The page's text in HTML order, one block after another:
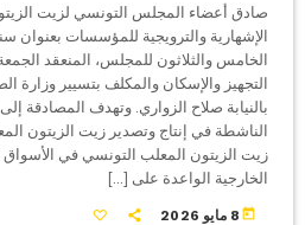
صادق أعضاء المجلس التونسي لزيت
التجهيز والإسكان والمكلف بتسيير وزارة
بالنيابة صلاح الزواري. وتهدف
الناشطة في إنتاج وتصدير زيت الزيتون
زيت الزيتون المعلب التونسي في الأسواق
الخارجية الواعدة على […]
today 8 مايو 2026